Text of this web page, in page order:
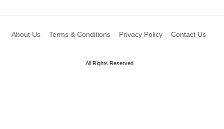
About Us Terms & Conditions Privacy Policy Contact Us
All Rights Reserved